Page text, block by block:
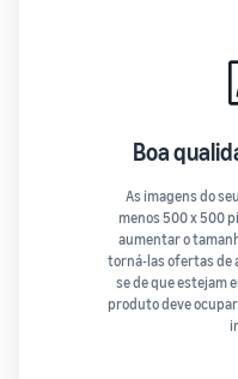
Boa
As imagens do
menos 500 x 500
aumentar o
torná-las ofertas de
se de que estejam
produto deve